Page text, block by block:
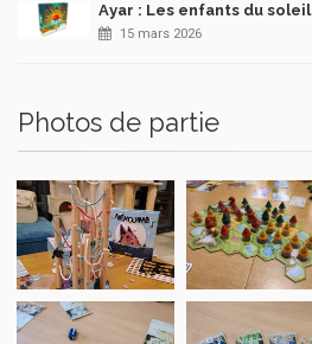
Ayar : Les enfants du soleil
15 mars 2026
Photos de partie